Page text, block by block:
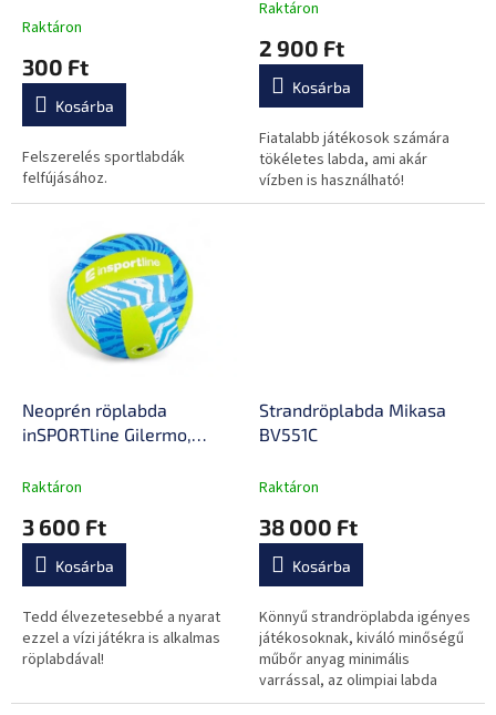
leggyakoribb pumpákkal
Raktáron
300 Ft
Kosárba
Felszerelés sportlabdák
felfújásához.
A
átlagos
értékelése
0,0
csillag.
Raktáron
2 900 Ft
Kosárba
Fiatalabb játékosok számára
tökéletes labda, ami akár
vízben is használható!
Neoprén röplabda
inSPORTline Gilermo,
Raktáron
3 600 Ft
Kosárba
Tedd élvezetesebbé a nyarat
ezzel a vízi játékra is alkalmas
röplabdával!
Strandröplabda Mikasa
BV551C
Raktáron
38 000 Ft
Kosárba
Könnyű strandröplabda igényes
játékosoknak, kiváló minőségű
műbőr anyag minimális
varrással, az olimpiai labda
másolata, nedvességlepergető